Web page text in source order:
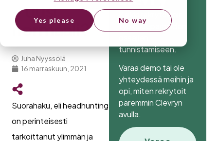
Yes please No way
– uusi
normaali?
Juha Nyyssölä
16 marraskuun, 2021
Suorahaku, eli headhunting
on perinteisesti
tarkoittanut ylimmän ja
Kaikki rekrytoinnin
työkalut parhaiden
tunnistamiseen.
Varaa demo tai ole
yhteydessä meihin ja
opi, miten rekrytoit
paremmin Clevryn
avulla.